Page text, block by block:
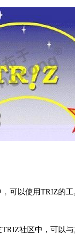
可以使用TRIZ的
社区中，可以